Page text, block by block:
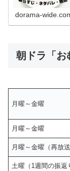
dorama-
朝ドラ「お
月曜～金曜
月曜～金曜
月曜～金曜（再放送
土曜（1週間の振返